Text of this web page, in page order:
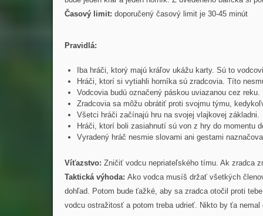
Časový limit: doporučený časový limit je 30-45 minút
Pravidlá:
Iba hráči, ktorý majú kráľov ukážu karty. Sú to
Hráči, ktorí si vytiahli horníka sú zradcovia. Títo
Vodcovia budú označený páskou uviazanou cez reku.
Zradcovia sa môžu obrátiť proti svojmu týmu,
Všetci hráči začínajú hru na svojej vlajkovej základni.
Hráči, ktorí boli zasiahnutí sú von z hry do momentu
Vyradený hráč nesmie slovami ani gestami
Víťazstvo: Zničiť vodcu nepriateľského tímu. Ak zradca
Taktická výhoda: Ako vodca musíš držať všetkých
dohľad. Potom bude ťažké, aby sa zradca otočil proti
vodcu ostražitosť a potom treba udrieť. Nikto by ťa